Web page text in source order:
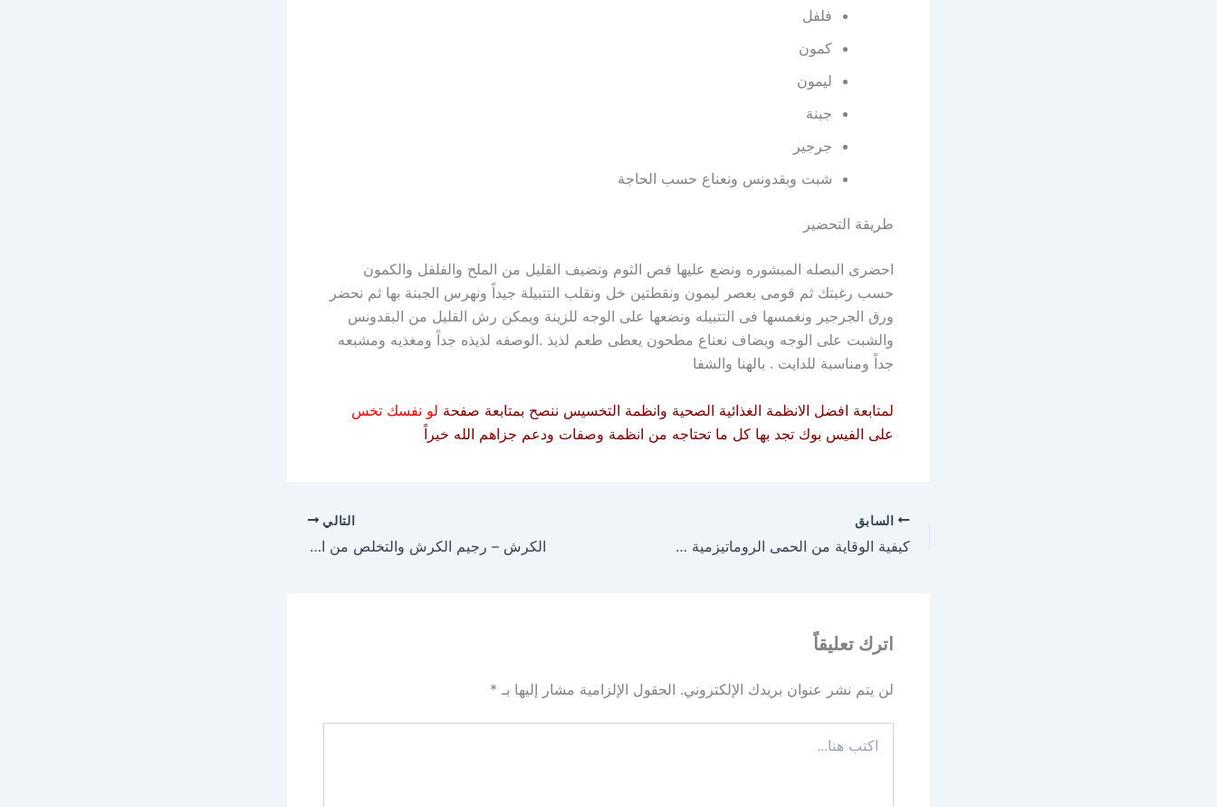
فلفل
كمون
ليمون
جبنة
جرجير
شبت وبقدونس ونعناع حسب الحاجة
طريقة التحضير
احضرى البصله المبشوره ونضع عليها فص الثوم ونضيف القليل من الملح والفلفل والكمون
حسب رغبتك ثم قومى بعصر ليمون ونقطتين خل ونقلب التتبيلة جيداً ونهرس الجبنة بها ثم نحضر
ورق الجرجير ونغمسها فى التتبيله ونضعها على الوجه للزينة ويمكن رش القليل من البقدونس
والشبت على الوجه ويضاف نعناع مطحون يعطى طعم لذيذ .الوصفه لذيذه جداً ومغذيه ومشبعه
جداً ومناسبة للدايت . بالهنا والشفا
لمتابعة افضل الانظمة الغذائية الصحية وانظمة التخسيس ننصح بمتابعة صفحة لو نفسك تخس
على الفيس بوك تجد بها كل ما تحتاجه من انظمة وصفات ودعم جزاهم الله خيراً
السابق
كيفية الوقاية من الحمى الروماتيزمية وتحليل الحمى الروماتيزمية
التالي
الكرش – رجيم الكرش والتخلص من الكرش نهائياً
اترك تعليقاً
لن يتم نشر عنوان بريدك الإلكتروني. الحقول الإلزامية مشار إليها بـ *
هنا...